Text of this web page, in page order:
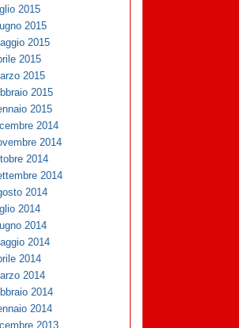
2015
2015
2015
2015
2015
2015
2015
2014
2014
2014
2014
2014
2014
2014
2014
2014
2014
2014
2014
2013